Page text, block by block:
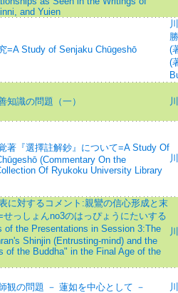
and Yuien
=A Study of Senjaku Chūgeshō
(
(
知識の問題（一）
著『選擇註解鈔』について=A Study Of
(Commentary On the
Of Ryukoku University Library
に対するコメント:親鸞の信心形成と末
っしょんno3のはっぴょうにたいする
of the Presentations in Session 3:The
Shinjin (Entrusting-mind) and the
of the Buddha" in the Final Age of the
観の問題 － 蓮如を中心として －